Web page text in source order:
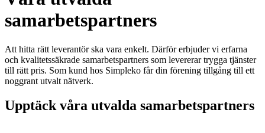
samarbetspartners
Att hitta rätt leverantör ska vara enkelt. Därför erbjuder vi erfarna
och kvalitetssäkrade samarbetspartners som levererar trygga tjänster
till rätt pris. Som kund hos Simpleko får din förening tillgång till ett
noggrant utvalt nätverk.
Upptäck våra utvalda samarbetspartners